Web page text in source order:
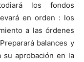
los fondos
en orden : los
a las órdenes
balances y
su aprobación en la